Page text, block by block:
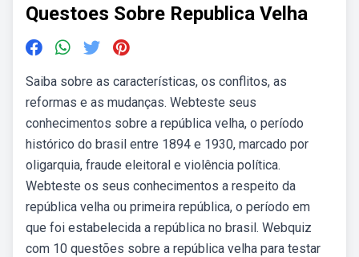
Questoes Sobre Republica Velha
Saiba sobre as características, os conflitos, as
reformas e as mudanças. Webteste seus
conhecimentos sobre a república velha, o período
histórico do brasil entre 1894 e 1930, marcado por
oligarquia, fraude eleitoral e violência política.
Webteste os seus conhecimentos a respeito da
república velha ou primeira república, o período em
que foi estabelecida a república no brasil. Webquiz
com 10 questões sobre a república velha para testar